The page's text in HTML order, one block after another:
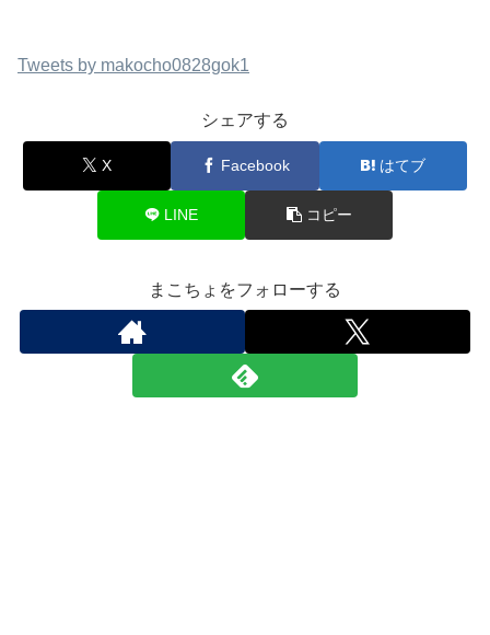
Tweets by makocho0828gok1
シェアする
X Facebook はてブ
LINE コピー
まこちょをフォローする